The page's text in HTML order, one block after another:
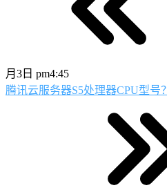
月3日 pm4:45
腾讯云服务器S5处理器CPU型号？